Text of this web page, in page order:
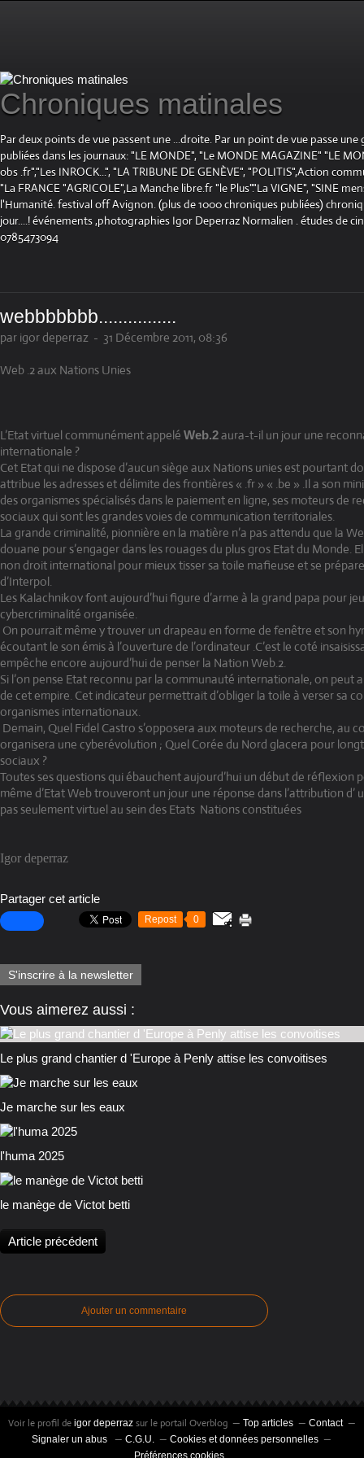
Chroniques matinales
Par deux points de vue passent une ...droite. Par un point de vue passe
publiées dans les journaux: "LE MONDE", "Le MONDE MAGAZINE" "LE
obs .fr","Les INROCK...", "LA TRIBUNE DE GENÈVE", "POLITIS",Action
"La FRANCE "AGRICOLE",La Manche libre.fr "le Plus"."La VIGNE", "SINE
l'Humanité. festival off Avignon. (plus de 1000 chroniques publiées)
jour....! événements ,photographies Igor Deperraz Normalien . études de
0785473094
webbbbbbb................
par igor deperraz - 31 Décembre 2011, 08:36
Web .2 aux Nations Unies
L’Etat virtuel communément appelé Web.2aura-t-il un jour une
internationale ?
Cet Etat qui ne dispose d’aucun siège aux Nations unies est pourtant
attribue les adresses et délimite des frontières « .fr » « .be » .Il a son
des organismes spécialisés dans le paiement en ligne, ses moteurs de
sociaux qui sont les grandes voies de communication territoriales.
La grande criminalité, pionnière en la matière n’a pas attendu que la
douane pour s’engager dans les rouages du plus gros Etat du Monde.
non droit international pour mieux tisser sa toile mafieuse et se
d’Interpol.
Les Kalachnikov font aujourd’hui figure d’arme à la grand papa pour
cybercriminalité organisée.
On pourrait même y trouver un drapeau en forme de fenêtre et son
écoutant le son émis à l’ouverture de l’ordinateur .C’est le coté
empêche encore aujourd’hui de penser la Nation Web.2.
Si l’on pense Etat reconnu par la communauté internationale, on peut
de cet empire. Cet indicateur permettrait d’obliger la toile à verser sa
organismes internationaux.
Demain, Quel Fidel Castro s’opposera aux moteurs de recherche, au
organisera une cyberévolution ; Quel Corée du Nord glacera pour
sociaux ?
Toutes ses questions qui ébauchent aujourd’hui un début de réflexion
même d’Etat Web trouveront un jour une réponse dans l’attribution d’
pas seulement virtuel au sein des Etats Nations constituées
Igor deperraz
Partager cet article
Repost 0
S'inscrire à la newsletter
Vous aimerez aussi :
Le plus grand chantier d 'Europe à Penly attise les convoitises
Je marche sur les eaux
l'huma 2025
le manège de Victot betti
Article précédent
Ajouter un commentaire
Voir le profil de igor deperraz sur le portail Overblog Top articles
Contact
Signaler un abus
C.G.U.
Cookies et données personnelles